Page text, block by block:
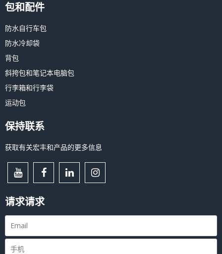
包和配件
防水自行车包
防水冷却袋
背包
斜挎包和笔记本电脑包
行李箱和行李袋
运动包
保持联系
获取有关宏丰和产品的更多信息
请求请求